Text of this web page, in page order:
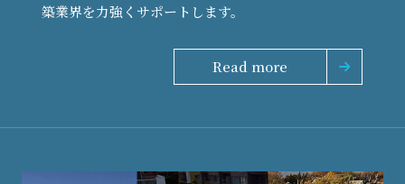
築業界を力強くサポートします。
Read more